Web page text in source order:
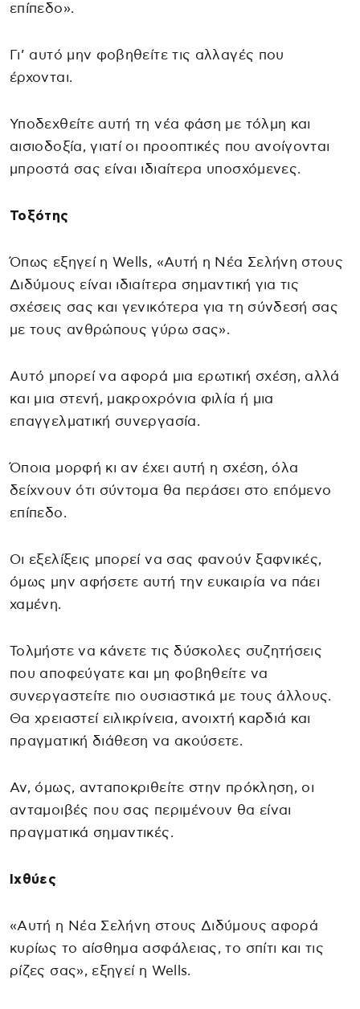
επίπεδο».
Γι’ αυτό μην φοβηθείτε τις αλλαγές που
έρχονται.
Υποδεχθείτε αυτή τη νέα φάση με τόλμη και
αισιοδοξία, γιατί οι προοπτικές που ανοίγονται
μπροστά σας είναι ιδιαίτερα υποσχόμενες.
Τοξότης
Όπως εξηγεί η Wells, «Αυτή η Νέα Σελήνη στους
Διδύμους είναι ιδιαίτερα σημαντική για τις
σχέσεις σας και γενικότερα για τη σύνδεσή σας
με τους ανθρώπους γύρω σας».
Αυτό μπορεί να αφορά μια ερωτική σχέση, αλλά
και μια στενή, μακροχρόνια φιλία ή μια
επαγγελματική συνεργασία.
Όποια μορφή κι αν έχει αυτή η σχέση, όλα
δείχνουν ότι σύντομα θα περάσει στο επόμενο
επίπεδο.
Οι εξελίξεις μπορεί να σας φανούν ξαφνικές,
όμως μην αφήσετε αυτή την ευκαιρία να πάει
χαμένη.
Τολμήστε να κάνετε τις δύσκολες συζητήσεις
που αποφεύγατε και μη φοβηθείτε να
συνεργαστείτε πιο ουσιαστικά με τους άλλους.
Θα χρειαστεί ειλικρίνεια, ανοιχτή καρδιά και
πραγματική διάθεση να ακούσετε.
Αν, όμως, ανταποκριθείτε στην πρόκληση, οι
ανταμοιβές που σας περιμένουν θα είναι
πραγματικά σημαντικές.
Ιχθύες
«Αυτή η Νέα Σελήνη στους Διδύμους αφορά
κυρίως το αίσθημα ασφάλειας, το σπίτι και τις
ρίζες σας», εξηγεί η Wells.